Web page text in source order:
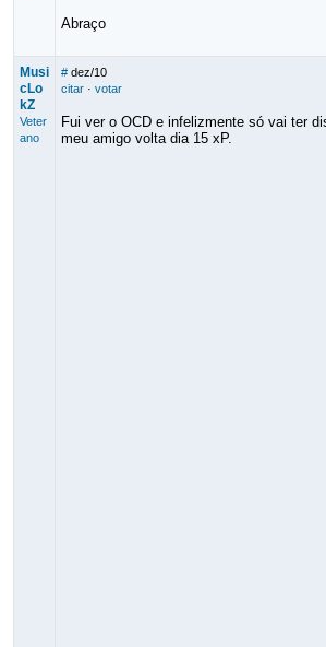
Abraço
Musi
cLo
kZ
Veter
ano
# dez/10
citar· votar
Fui ver o OCD e infelizmente só vai ter
meu amigo volta dia 15 xP.